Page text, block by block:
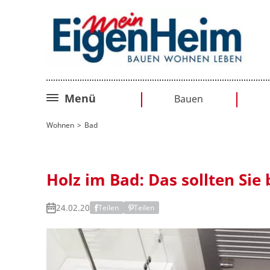
Menü Bauen
Sanieren
Wohnen Bad
Holz im Bad: Das sollten Sie
24.02.20 Teilen Teilen